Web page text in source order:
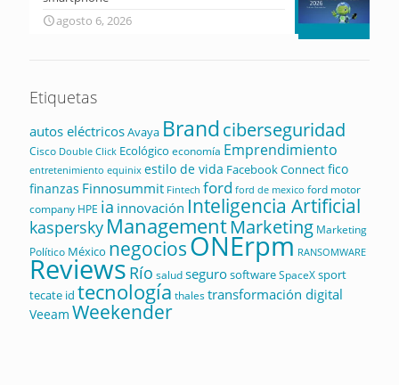
agosto 6, 2026
Etiquetas
autos eléctricosAvaya Brandciberseguridad
Cisco Double Click Ecológico economía Emprendimiento
entretenimiento equinix estilo de vida Facebook Connectfico
finanzas Finnosummit Fintech ford ford de mexico ford motor
company HPE ia innovación Inteligencia Artificial
kaspersky ManagementMarketing Marketing
Político México negociosONErpm RANSOMWARE
Reviews Río saludsegurosoftwareSpaceXsport
tecate id tecnología thalestransformación digital
Veeam Weekender